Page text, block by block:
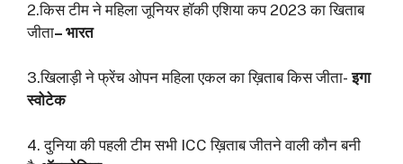
2.किस टीम ने महिला जूनियर हॉकी एशिया कप 2023 का खिताब
जीता– भारत
3.खिलाड़ी ने फ्रेंच ओपन महिला एकल का ख़िताब किस जीता- इगा
स्वोटेक
4. दुनिया की पहली टीम सभी ICC ख़िताब जीतने वाली कौन बनी